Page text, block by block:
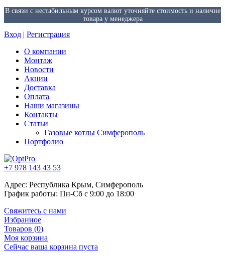
В связи с нестабильным курсом валют уточняйте стоимость и наличие
товара у менеджера
Вход | Регистрация
О компании
Монтаж
Новости
Акции
Доставка
Оплата
Наши магазины
Контакты
Статьи
Газовые котлы Симферополь
Портфолио
+7 978 143 43 53
Адрес: Республика Крым, Симферополь
График работы: Пн-Сб с 9:00 до 18:00
Свяжитесь с нами
Избранное
Товаров (0)
Моя корзина
Сейчас ваша корзина пуста